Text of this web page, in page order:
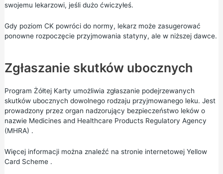
swojemu lekarzowi, jeśli dużo ćwiczyłeś.
Gdy poziom CK powróci do normy, lekarz może zasugerować
ponowne rozpoczęcie przyjmowania statyny, ale w niższej dawce.
Zgłaszanie skutków ubocznych
Program Żółtej Karty umożliwia zgłaszanie podejrzewanych
skutków ubocznych dowolnego rodzaju przyjmowanego leku. Jest
prowadzony przez organ nadzorujący bezpieczeństwo leków o
nazwie Medicines and Healthcare Products Regulatory Agency
(MHRA) .
Więcej informacji można znaleźć na stronie internetowej Yellow
Card Scheme.